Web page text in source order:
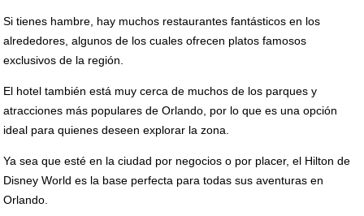
Si tienes hambre, hay muchos restaurantes fantásticos en los
alrededores, algunos de los cuales ofrecen platos famosos
exclusivos de la región.
El hotel también está muy cerca de muchos de los parques y
atracciones más populares de Orlando, por lo que es una opción
ideal para quienes deseen explorar la zona.
Ya sea que esté en la ciudad por negocios o por placer, el Hilton de
Disney World es la base perfecta para todas sus aventuras en
Orlando.